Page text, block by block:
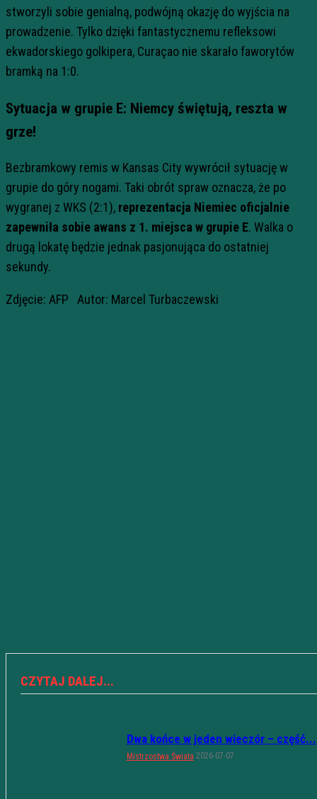
stworzyli sobie genialną, podwójną okazję do wyjścia na
prowadzenie. Tylko dzięki fantastycznemu refleksowi
ekwadorskiego golkipera, Curaçao nie skarało faworytów
bramką na 1:0.
Sytuacja w grupie E: Niemcy świętują, reszta w
grze!
Bezbramkowy remis w Kansas City wywrócił sytuację w
grupie do góry nogami. Taki obrót spraw oznacza, że po
wygranej z WKS (2:1), reprezentacja Niemiec oficjalnie
zapewniła sobie awans z 1. miejsca w grupie E. Walka o
drugą lokatę będzie jednak pasjonująca do ostatniej
sekundy.
Zdjęcie: AFP Autor: Marcel Turbaczewski
CZYTAJ DALEJ...
Dwa końce w jeden wieczór – część...
Mistrzostwa Świata 2026-07-07